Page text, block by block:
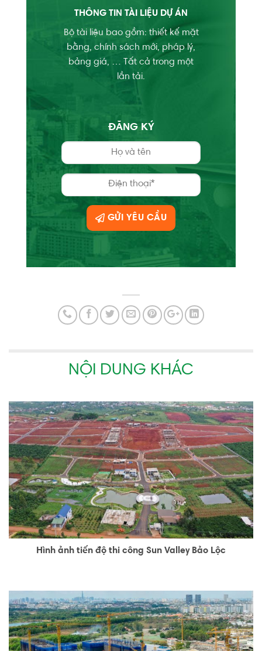
THÔNG TIN TÀI LIỆU DỰ ÁN
Bộ tài liệu bao gồm: thiết kế mặt
bằng, chính sách mới, pháp lý,
bảng giá, … Tất cả trong một
lần tải.
ĐĂNG KÝ
GỬI YÊU CẦU
NỘI DUNG KHÁC
Hình ảnh tiến độ thi công Sun Valley Bảo Lộc